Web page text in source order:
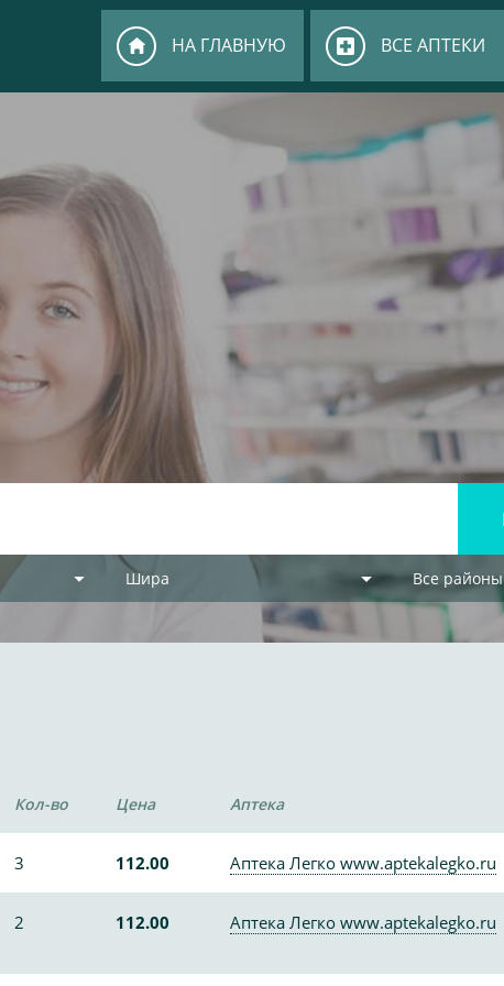
НА ГЛАВНУЮ ВСЕ АПТЕКИ
Шира Все районы
Кол-во Цена Аптека
3 112.00 Аптека Легко www.aptekalegko.ru
2 112.00 Аптека Легко www.aptekalegko.ru